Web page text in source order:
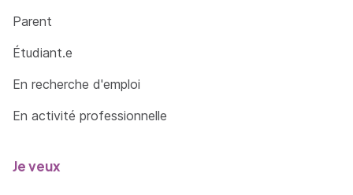
Parent
Étudiant.e
En recherche d'emploi
En activité professionnelle
Je veux